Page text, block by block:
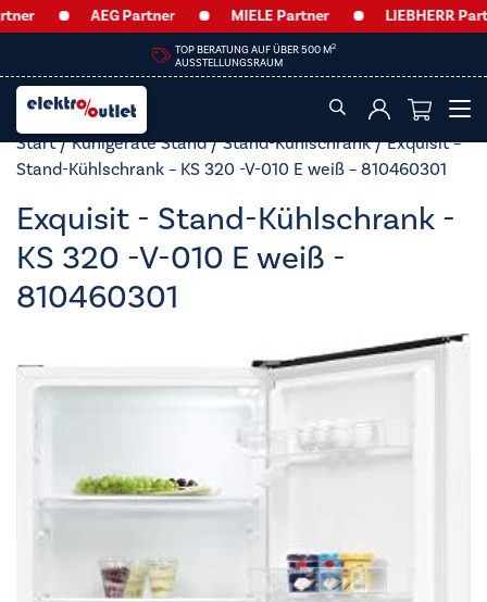
AEG Partner MIELE Partner LIEBHERR Partner
TOP BERATUNG AUF ÜBER 500 M2
AUSSTELLUNGSRAUM
Start/Kühlgeräte Stand/Stand-Kühlschrank/ Exquisit –
Stand-Kühlschrank – KS 320 -V-010 E weiß – 810460301
Exquisit - Stand-Kühlschrank -
KS 320 -V-010 E weiß -
810460301